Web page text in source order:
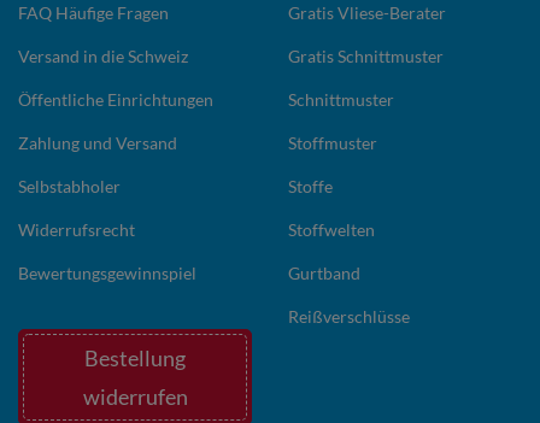
FAQ Häufige Fragen
Versand in die Schweiz
Öffentliche Einrichtungen
Zahlung und Versand
Selbstabholer
Widerrufsrecht
Bewertungsgewinnspiel
Bestellung
widerrufen
Gratis Vliese-Berater
Gratis Schnittmuster
Schnittmuster
Stoffmuster
Stoffe
Stoffwelten
Gurtband
Reißverschlüsse